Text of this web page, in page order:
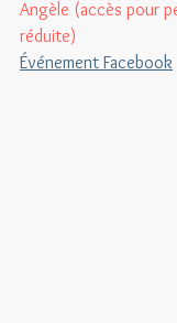
Angèle (accès pour
réduite)
Événement Facebook